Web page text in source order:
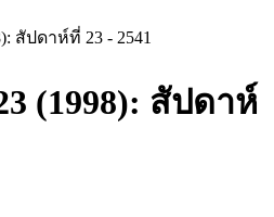
สัปดาห์ที่ 23 - 2541
(1998): สัปดาห์